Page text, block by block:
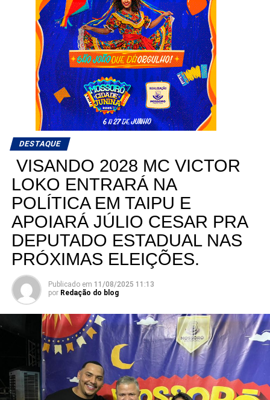
DESTAQUE
VISANDO 2028 MC VICTOR
LOKO ENTRARÁ NA
POLÍTICA EM TAIPU E
APOIARÁ JÚLIO CESAR PRA
DEPUTADO ESTADUAL NAS
PRÓXIMAS ELEIÇÕES.
Publicado em 11/08/2025 11:13
por Redação do blog